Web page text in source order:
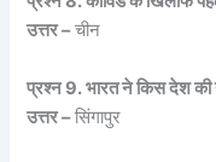
उत्तर –चीन
प्रश्न 9. भारत ने किस देश
उत्तर –सिंगापुर